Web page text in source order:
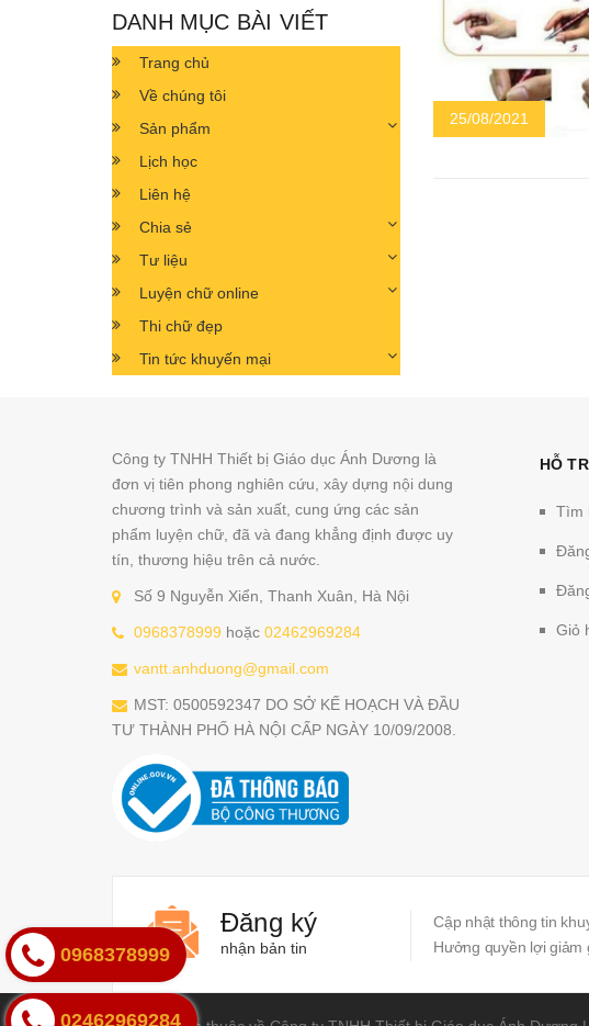
25/08/2021
DANH MỤC BÀI VIẾT
Trang chủ
Về chúng tôi
Sản phẩm
Lịch học
Liên hệ
Chia sẻ
Tư liệu
Luyện chữ online
Thi chữ đẹp
Tin tức khuyến mại
Công ty TNHH Thiết bị Giáo dục Ánh Dương là
đơn vị tiên phong nghiên cứu, xây dựng nội dung
chương trình và sản xuất, cung ứng các sản
phẩm luyện chữ, đã và đang khẳng định được uy
tín, thương hiệu trên cả nước.
Số 9 Nguyễn Xiển, Thanh Xuân, Hà Nội
0968378999 hoặc 02462969284
vantt.anhduong@gmail.com
MST: 0500592347 DO SỞ KẾ HOẠCH VÀ ĐẦU
TƯ THÀNH PHỐ HÀ NỘI CẤP NGÀY 10/09/2008.
HỖ
Tìm
Giỏ
Đăng ký
nhận bản tin
Cập nhật thông tin
Hưởng quyền lợi giảm
0968378999
02462969284